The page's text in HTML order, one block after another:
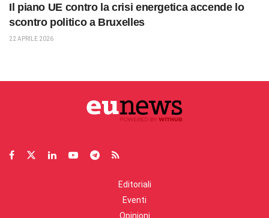
Il piano UE contro la crisi energetica accende lo
scontro politico a Bruxelles
22 APRILE 2026
Editoriali
Eventi
Opinioni